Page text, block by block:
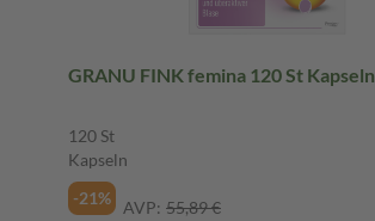
GRANU FINK femina 120 St Kapseln
120 St
Kapseln
-21%
AVP: 55,89 €